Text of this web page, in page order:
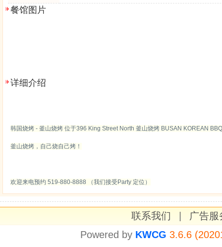
餐馆图片
详细介绍
韩国烧烤 - 釜山烧烤 位于396 King Street North 釜山烧烤 BUSAN KOREAN
釜山烧烤，自己烧自己烤！
欢迎来电预约 519-880-8888 （我们接受Party 定位）
联系我们
广告服
Powered by KWCG 3.6.6